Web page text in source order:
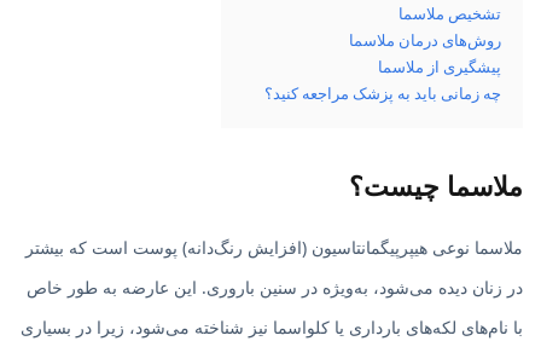
تشخیص ملاسما
روش‌های درمان ملاسما
پیشگیری از ملاسما
چه زمانی باید به پزشک مراجعه کنید؟
ملاسما چیست؟
ملاسما نوعی هیپرپیگمانتاسیون (افزایش رنگ‌دانه) پوست است که بیشتر
در زنان دیده می‌شود، به‌ویژه در سنین باروری. این عارضه به طور خاص
با نام‌های لکه‌های بارداری یا کلواسما نیز شناخته می‌شود، زیرا در بسیاری